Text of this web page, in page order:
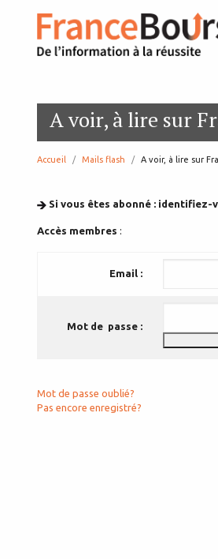
A voir, à lire sur
Accueil Mails flash page:
A voir, à lire sur
Si vous êtes abonné : identifiez-
Accès membres :
Email :
Mot de passe :
Mot de passe oublié?
Pas encore enregistré?